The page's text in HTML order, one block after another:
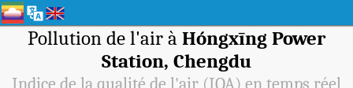
Pollution de l'air à Hóngxīng Power
Station, Chengdu